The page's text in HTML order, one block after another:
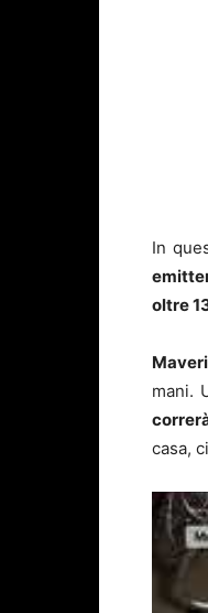
In
oltre
mani.
casa,